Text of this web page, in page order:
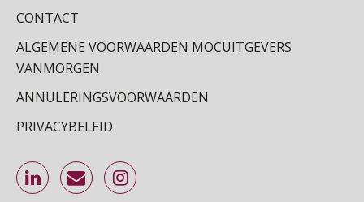
CONTACT
ALGEMENE VOORWAARDEN MOCUITGEVERS
VANMORGEN
ANNULERINGSVOORWAARDEN
PRIVACYBELEID